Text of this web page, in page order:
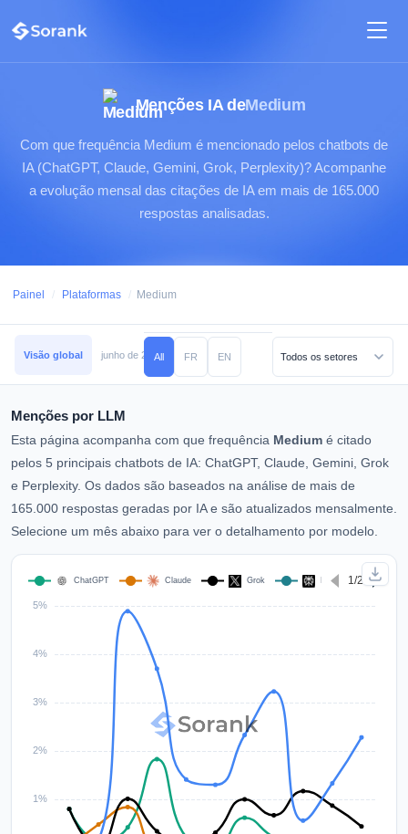
Menções IA deMedium
Com que frequência Medium é mencionado pelos chatbots de
IA (ChatGPT, Claude, Gemini, Grok, Perplexity)? Acompanhe
a evolução mensal das citações de IA em mais de 165.000
respostas analisadas.
Painel / Plataformas / Medium
Visão global junho de 2026 maio de 2026 abril de 2026 março de 2026
All FR EN
Menções por LLM
Esta página acompanha com que frequência Medium é citado
pelos 5 principais chatbots de IA: ChatGPT, Claude, Gemini, Grok
e Perplexity. Os dados são baseados na análise de mais de
165.000 respostas geradas por IA e são atualizados mensalmente.
Selecione um mês abaixo para ver o detalhamento por modelo.